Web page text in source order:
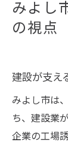
ス
建
は
地
建
財政力
みよし
の視点
建設が支え
みよし市は
ち、建設業
企業の工場